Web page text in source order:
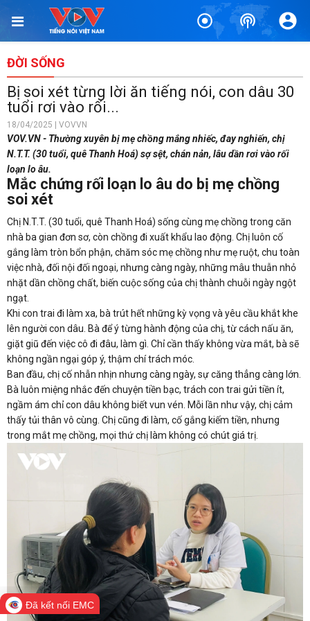
ĐỜI SỐNG
Bị soi xét từng lời ăn tiếng nói, con dâu 30
tuổi rơi vào rối...
18/04/2025 | VOVVN
VOV.VN - Thường xuyên bị mẹ chồng mắng nhiếc, đay nghiến, chị
N.T.T. (30 tuổi, quê Thanh Hoá) sợ sệt, chán nản, lâu dần rơi vào rối
loạn lo âu.
Mắc chứng rối loạn lo âu do bị mẹ chồng
soi xét
Chị N.T.T. (30 tuổi, quê Thanh Hoá) sống cùng mẹ chồng trong căn
nhà ba gian đơn sơ, còn chồng đi xuất khẩu lao động. Chị luôn cố
gắng làm tròn bổn phận, chăm sóc mẹ chồng như mẹ ruột, chu toàn
việc nhà, đối nội đối ngoại, nhưng càng ngày, những mâu thuẫn nhỏ
nhặt dần chồng chất, biến cuộc sống của chị thành chuỗi ngày ngột
ngạt.
Khi con trai đi làm xa, bà trút hết những kỳ vọng và yêu cầu khắt khe
lên người con dâu. Bà để ý từng hành động của chị, từ cách nấu ăn,
giặt giũ đến việc cô đi đâu, làm gì. Chỉ cần thấy không vừa mắt, bà sẽ
không ngần ngại góp ý, thậm chí trách móc.
Ban đầu, chị cố nhẫn nhịn nhưng càng ngày, sự căng thẳng càng lớn.
Bà luôn miệng nhắc đến chuyện tiền bạc, trách con trai gửi tiền ít,
ngầm ám chỉ con dâu không biết vun vén. Mỗi lần như vậy, chị cảm
thấy tủi thân vô cùng. Chị cũng đi làm, cố gắng kiếm tiền, nhưng
trong mắt mẹ chồng, mọi thứ chị làm không có chút giá trị.
Đã kết nối EMC